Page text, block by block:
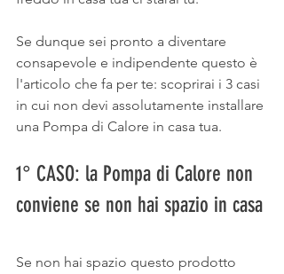
Se dunque sei pronto a diventare
consapevole e indipendente questo è
l'articolo che fa per te: scoprirai i 3 casi
in cui non devi assolutamente installare
una Pompa di Calore in casa tua.
1° CASO: la Pompa di Calore non
conviene se non hai spazio in casa
Se non hai spazio questo prodotto